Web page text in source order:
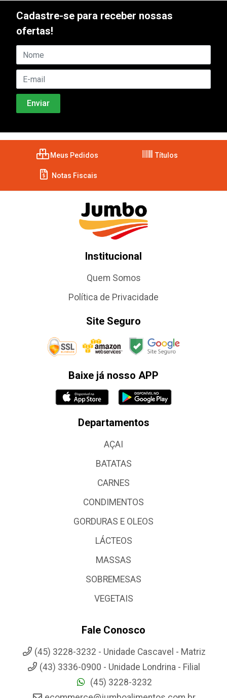
Cadastre-se para receber nossas
ofertas!
Meus Pedidos Títulos
Notas Fiscais
Institucional
Quem Somos
Política de Privacidade
Site Seguro
Baixe já nosso APP
Departamentos
AÇAI
BATATAS
CARNES
CONDIMENTOS
GORDURAS E OLEOS
LÁCTEOS
MASSAS
SOBREMESAS
VEGETAIS
Fale Conosco
(45) 3228-3232 - Unidade Cascavel - Matriz
(43) 3336-0900 - Unidade Londrina - Filial
(45) 3228-3232